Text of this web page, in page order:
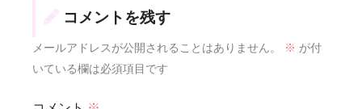
コメントを残す
メールアドレスが公開されることはありません。 ※ が付
いている欄は必須項目です